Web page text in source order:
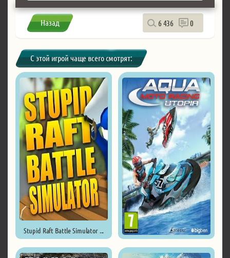
Назад 6 436 0
С этой игрой чаще всего смотрят:
Stupid Raft Battle Simulator ...